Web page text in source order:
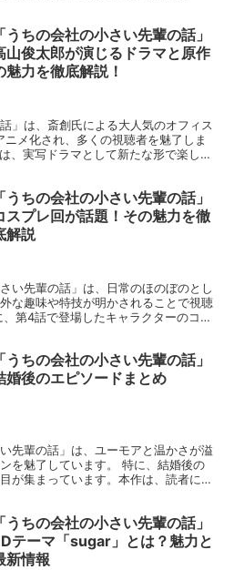
「うちの会社の小さい先輩の話」
山俊太郎が演じるドラマと原作
魅力を徹底解説！
」は、斎創氏による大人気のオフィス
メ化され、多くの視聴者を魅了しま
、実写ドラマとして新たな形で楽しめ
「うちの会社の小さい先輩の話」
スプレ回が話題！その魅力を徹
解説
い先輩の話」は、日常のほのぼのとし
な趣味や特技が明かされることで視聴
第4話で登場したキャラクターのコス
「うちの会社の小さい先輩の話」
婚後のエピソードまとめ
先輩の話」は、ユーモアと温かさが溢
を魅了しています。 特に、結婚後の
が集まっています。本作は、読者に癒
「うちの会社の小さい先輩の話」
テーマ「sugar」とは？魅力と
新情報